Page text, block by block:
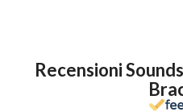
Recensioni